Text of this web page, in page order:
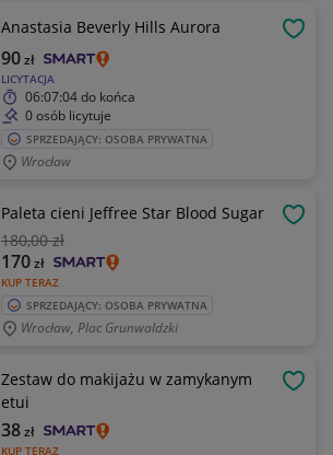
Anastasia Beverly Hills Aurora
LICYTACJA
90zł
06:07:04do końca
0 osób licytuje
SPRZEDAJĄCY: OSOBA PRYWATNA
Wrocław
Paleta cieni Jeffree Star Blood Sugar
180,00 zł
KUP TERAZ
170zł
SPRZEDAJĄCY: OSOBA PRYWATNA
Wrocław, Plac Grunwaldzki
Zestaw do makijażu w zamykanym
etui
KUP TERAZ
38zł